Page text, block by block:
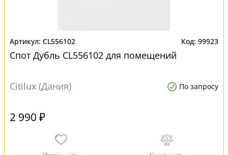
CL556102 99923
Спот Дубль CL556102 для помещений
Citilux (Дания) По запросу
2 990 ₽